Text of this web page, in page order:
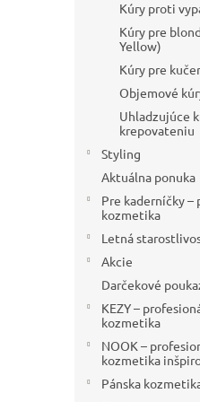
Kúry proti
Kúry pre
Yellow)
Kúry pre
Objemové
Uhladzujúce
krepovateniu
Styling
Aktuálna ponuka
Pre kaderníčky –
kozmetika
Letná
Akcie
Darčekové
KEZY –
kozmetika
NOOK –
kozmetika
Pánska